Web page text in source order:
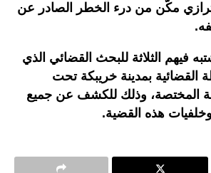
مكّن من درء الخطر الصادر عن
فيهم الثلاثة للبحث القضائي الذي
القضائية بمدينة خريبكة تحت
المختصة، وذلك للكشف عن جميع
هذه القضية.